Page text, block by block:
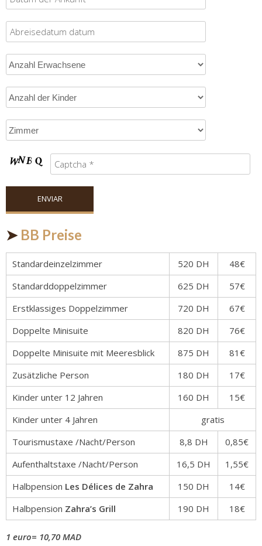
➤BB Preise
Standardeinzelzimmer 520 DH
48€
Standarddoppelzimmer
625 DH
57€
Erstklassiges Doppelzimmer
720 DH
67€
Doppelte Minisuite
820 DH
76€
Doppelte Minisuite mit Meeresblick
875 DH
81€
Zusätzliche Person
180 DH
17€
Kinder unter 12 Jahren
160 DH
15€
Kinder unter 4 Jahren
gratis
Tourismustaxe /Nacht/Person
8,8 DH
0,85€
Aufenthaltstaxe /Nacht/Person
16,5 DH
1,55€
Halbpension Les Délices de Zahra 150 DH
14€
Halbpension Zahra’s Grill 190 DH 18€
1 euro= 10,70 MAD